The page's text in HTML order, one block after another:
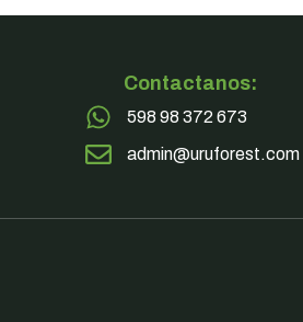
Contactanos:
598 98 372 673
admin@uruforest.com